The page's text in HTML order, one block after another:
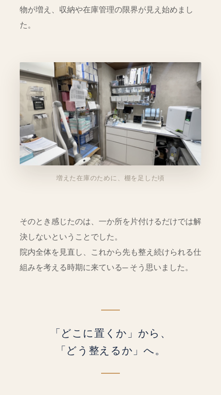
物が増え、収納や在庫管理の限界が見え始めまし
た。
増えた在庫のために、棚を足した頃
そのとき感じたのは、一か所を片付けるだけでは解
決しないということでした。
院内全体を見直し、これから先も整え続けられる仕
組みを考える時期に来ている─ そう思いました。
「どこに置くか」から、
「どう整えるか」へ。